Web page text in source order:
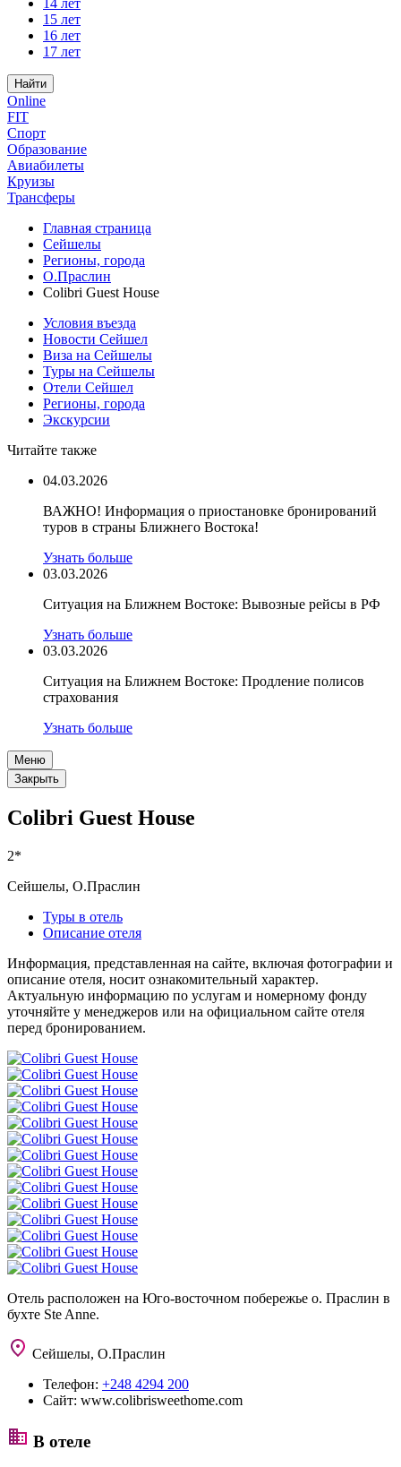
14 лет
15 лет
16 лет
17 лет
Найти
Online
FIT
Спорт
Образование
Авиабилеты
Круизы
Трансферы
Главная страница
Сейшелы
Регионы, города
О.Праслин
Colibri Guest House
Условия въезда
Новости Сейшел
Виза на Сейшелы
Туры на Сейшелы
Отели Сейшел
Регионы, города
Экскурсии
Читайте также
04.03.2026
ВАЖНО! Информация о приостановке бронирований
туров в страны Ближнего Востока!
Узнать больше
03.03.2026
Ситуация на Ближнем Востоке: Вывозные рейсы в РФ
Узнать больше
03.03.2026
Ситуация на Ближнем Востоке: Продление полисов
страхования
Узнать больше
Меню
Закрыть
Colibri Guest House
2*
Сейшелы, О.Праслин
Туры в отель
Описание отеля
Информация, представленная на сайте, включая фотографии и
описание отеля, носит ознакомительный характер.
Актуальную информацию по услугам и номерному фонду
уточняйте у менеджеров или на официальном сайте отеля
перед бронированием.
Отель расположен на Юго-восточном побережье о. Праслин в
бухте Ste Anne.
Сейшелы, О.Праслин
Телефон: +248 4294 200
Сайт: www.colibrisweethome.com
В отеле